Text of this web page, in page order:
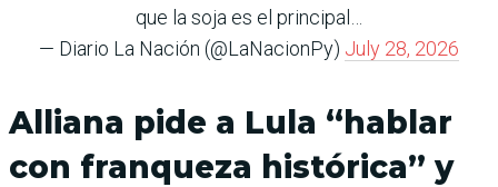
que la soja es el principal…
— Diario La Nación (@LaNacionPy) July 28, 2026
Alliana pide a Lula “hablar
con franqueza histórica” y